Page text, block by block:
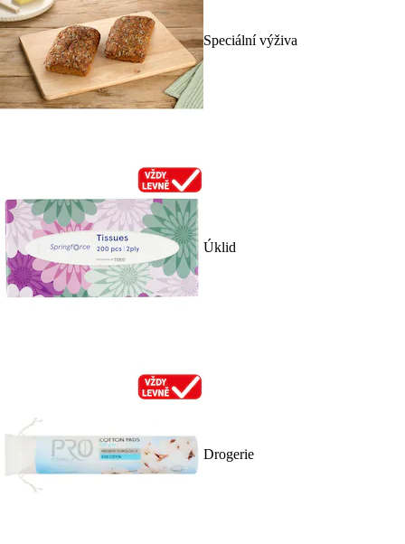
Speciální výživa
Úklid
Drogerie